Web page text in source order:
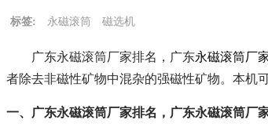
标签: 永磁滚筒 磁选机
广东永磁滚筒厂家排名，广东永磁滚筒厂
者除去非磁性矿物中混杂的强磁性矿物。本机
一、广东永磁滚筒厂家排名，广东永磁滚筒厂